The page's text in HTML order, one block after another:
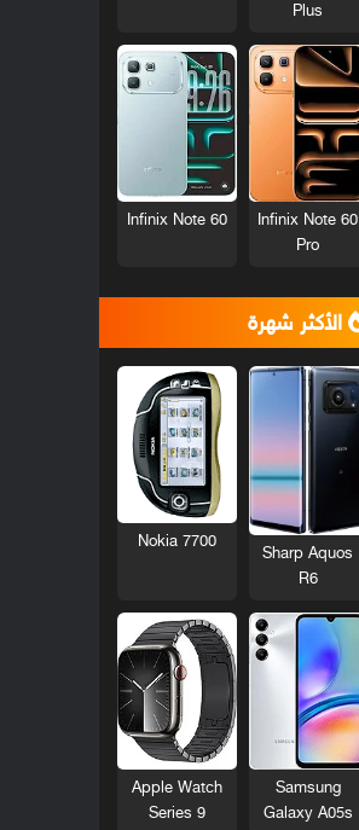
Plus
Infinix Note 60
Pro
Infinix Note 60
الأكثر شهرة
Sharp Aquos
R6
Nokia 7700
Samsung
Galaxy A05s
Apple Watch
Series 9